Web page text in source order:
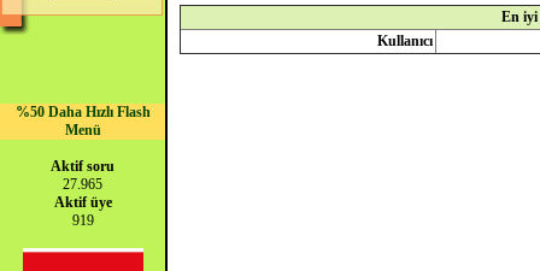
%50 Daha Hızlı Flash
Menü
Aktif soru
27.965
Aktif üye
919
En iyi
Kullanıcı